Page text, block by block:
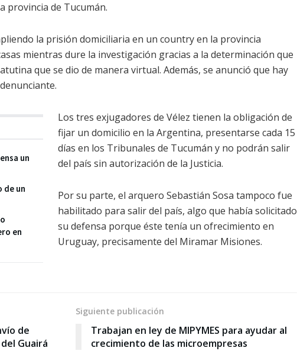
provincia de Tucumán.
la prisión domiciliaria en un country en la provincia
mientras dure la investigación gracias a la determinación que
que se dio de manera virtual. Además, se anunció que hay
un
de un
en
Los tres exjugadores de Vélez tienen la obligación de
fijar un domicilio en la Argentina, presentarse cada 15
días en los Tribunales de Tucumán y no podrán salir
del país sin autorización de la Justicia.
Por su parte, el arquero Sebastián Sosa tampoco fue
habilitado para salir del país, algo que había solicitado
su defensa porque éste tenía un ofrecimiento en
Uruguay, precisamente del Miramar Misiones.
de
Guairá
Siguiente publicación
Trabajan en ley de MIPYMES para ayudar al
crecimiento de las microempresas